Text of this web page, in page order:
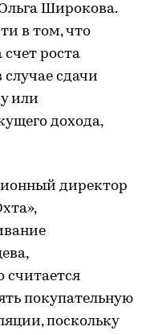
Широкова.
в том, что
роста
сдачи
или
дохода,
директор
покупательную
поскольку